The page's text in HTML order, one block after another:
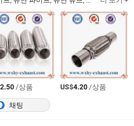
2.50/상품 US$4.20/상품
채팅